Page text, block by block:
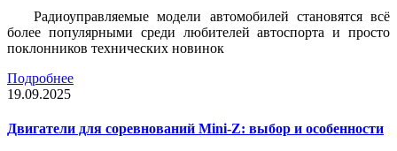
Радиоуправляемые модели автомобилей становятся всё
более популярными среди любителей автоспорта и просто
поклонников технических новинок
Подробнее
19.09.2025
Двигатели для соревнований Mini-Z: выбор и особенности